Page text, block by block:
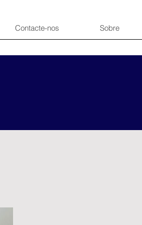
Contacte-nos Sobre